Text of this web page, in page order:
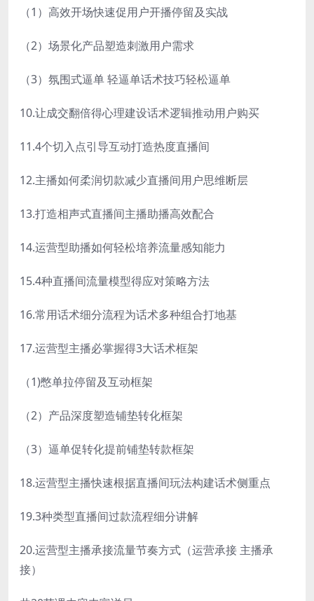
（1）高效开场快速促用户开播停留及实战
（2）场景化产品塑造刺激用户需求
（3）氛围式逼单 轻逼单话术技巧轻松逼单
10.让成交翻倍得心理建设话术逻辑推动用户购买
11.4个切入点引导互动打造热度直播间
12.主播如何柔润切款减少直播间用户思维断层
13.打造相声式直播间主播助播高效配合
14.运营型助播如何轻松培养流量感知能力
15.4种直播间流量模型得应对策略方法
16.常用话术细分流程为话术多种组合打地基
17.运营型主播必掌握得3大话术框架
（1)憋单拉停留及互动框架
（2）产品深度塑造铺垫转化框架
（3）逼单促转化提前铺垫转款框架
18.运营型主播快速根据直播间玩法构建话术侧重点
19.3种类型直播间过款流程细分讲解
20.运营型主播承接流量节奏方式（运营承接 主播承
接）